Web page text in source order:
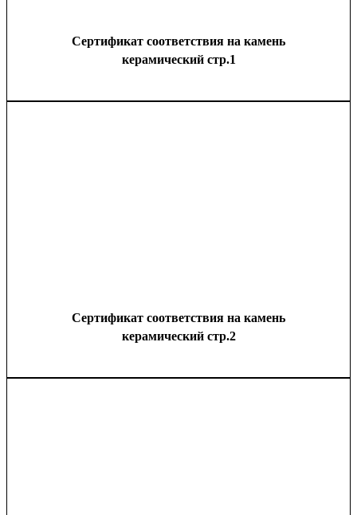
Сертификат соответствия на камень
керамический стр.1
Сертификат соответствия на камень
керамический стр.2